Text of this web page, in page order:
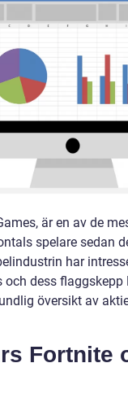
är en av de
spelare sedan
har
och dess
översikt av
Fortnite